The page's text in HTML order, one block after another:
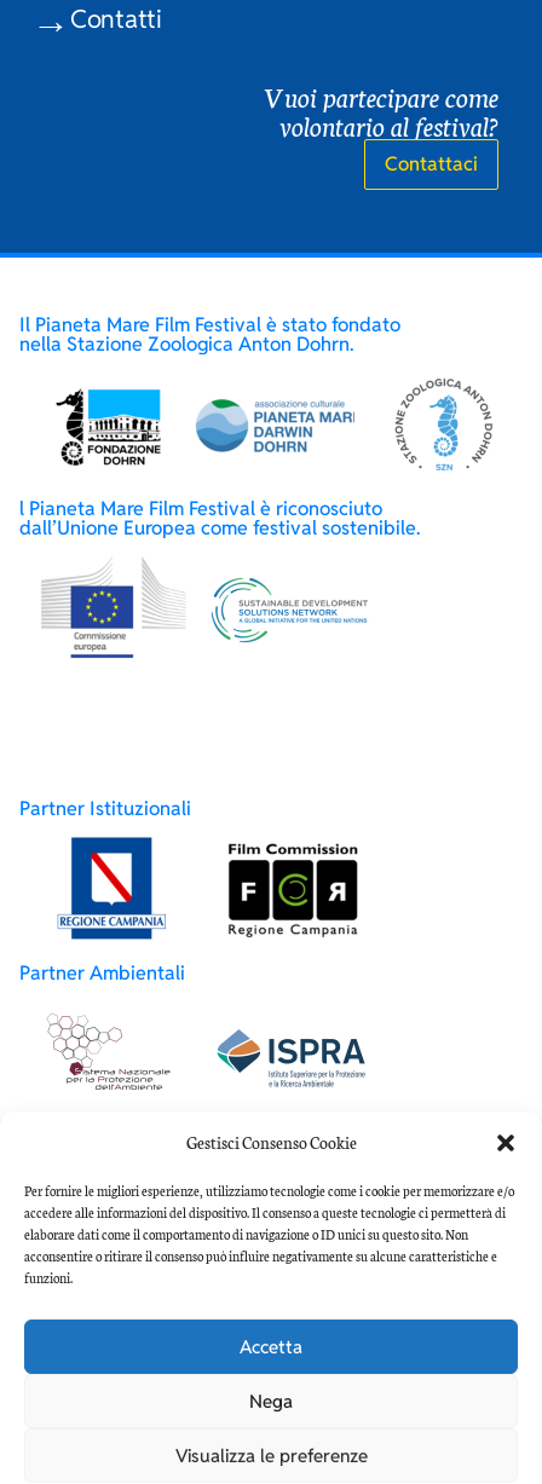
Gestisci Consenso Cookie
Per fornire le migliori esperienze, utilizziamo tecnologie come i cookie per memorizzare e/o
accedere alle informazioni del dispositivo. Il consenso a queste tecnologie ci permetterà di
elaborare dati come il comportamento di navigazione o ID unici su questo sito. Non
acconsentire o ritirare il consenso può influire negativamente su alcune caratteristiche e
funzioni.
Accetta
Nega
Visualizza le preferenze
Contatti
Vuoi partecipare come
volontario al festival?
Contattaci
Il Pianeta Mare Film Festival è stato fondato
nella Stazione Zoologica Anton Dohrn.
l Pianeta Mare Film Festival è riconosciuto
dall’Unione Europea come festival sostenibile.
Partner Istituzionali
Partner Ambientali
Partner Accademici
Copyright 2022 Associazione Culturale Pianeta Mare
Darwin-Dohrn | C.F.95310690631
Torna su, respira